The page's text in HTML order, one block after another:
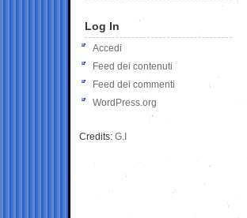
Log In
Accedi
Feed dei contenuti
Feed dei commenti
WordPress.org
Credits: G.I